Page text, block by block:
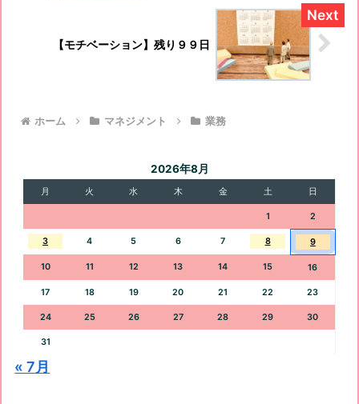
【モチベーション】残り９９日
ホーム マネジメント 業務
2026年8月
月 火 水 木 金 土 日
1 2
3 4 5 6 7 8 9
10 11 12 13 14 15 16
17 18 19 20 21 22 23
24 25 26 27 28 29 30
31
« 7月